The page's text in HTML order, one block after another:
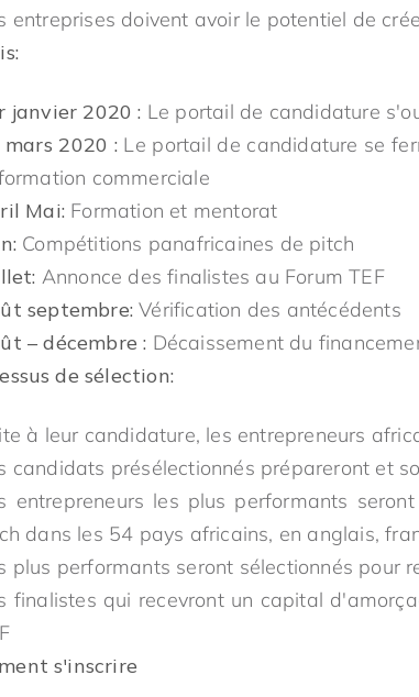
entreprises doivent avoir le potentiel de
janvier 2020 : Le portail de candidature
mars 2020 :Le portail de candidature se
commerciale
Mai: Formation et mentorat
Compétitions panafricaines de pitch
Annonce des finalistes au Forum TEF
septembre: Vérification des antécédents
– décembre : Décaissement du
de sélection:
à leur candidature, les entrepreneurs
candidats présélectionnés prépareront et
entrepreneurs les plus performants
dans les 54 pays africains, en anglais,
plus performants seront sélectionnés pour
finalistes qui recevront un capital
s'inscrire